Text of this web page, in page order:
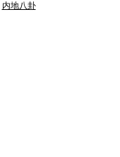
内地八卦